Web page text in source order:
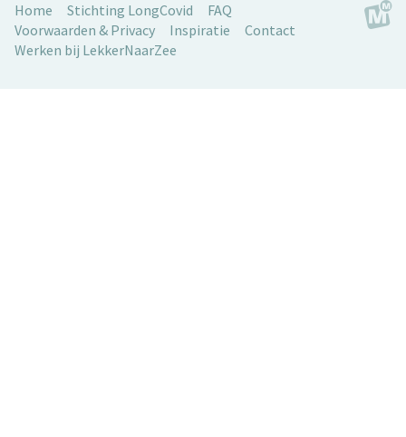
Home Stichting LongCovid
FAQ
Voorwaarden & Privacy
Inspiratie
Contact
Werken bij LekkerNaarZee